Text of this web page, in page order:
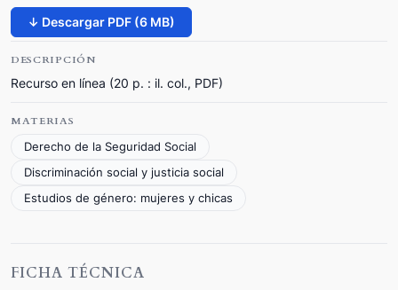
↓ Descargar PDF (6 MB)
DESCRIPCIÓN
Recurso en línea (20 p. : il. col., PDF)
MATERIAS
Derecho de la Seguridad Social
Discriminación social y justicia social
Estudios de género: mujeres y chicas
FICHA TÉCNICA